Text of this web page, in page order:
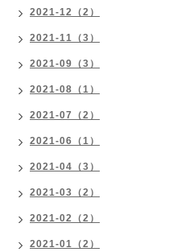
2021-12（2）
2021-11（3）
2021-09（3）
2021-08（1）
2021-07（2）
2021-06（1）
2021-04（3）
2021-03（2）
2021-02（2）
2021-01（2）